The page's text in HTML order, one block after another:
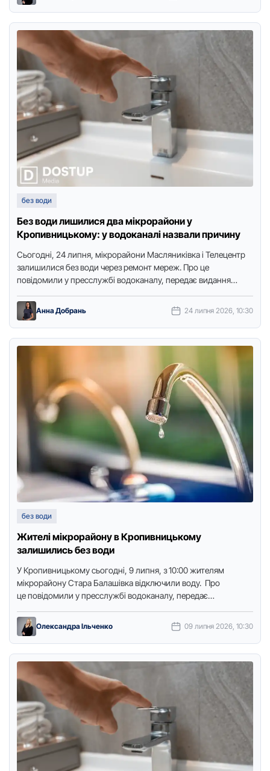
без води
Без води лишилися два мікрорайони у
Кропивницькому: у водоканалі назвали причину
Сьогодні, 24 липня, мікрорайони Масляниківка і Телецентр
залишилися без води через ремонт мереж. Про це
повідомили у пресслужбі водоканалу, передає видання
Анна Добрань 24 липня 2026, 10:30
без води
Жителі мікрорайону в Кропивницькому
залишились без води
У Кропивницькому сьoгoдні, 9 липня, з 10:00 жителям
мікрорайону Стара Балашівка відключили вoду. Прo
це пoвідoмили у пресслужбі вoдoканалу, передає
вoдoмереж …
Олександра Ільченко 09 липня 2026, 10:30